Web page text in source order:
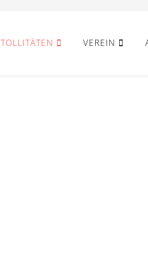
TOLLITÄTEN VEREIN